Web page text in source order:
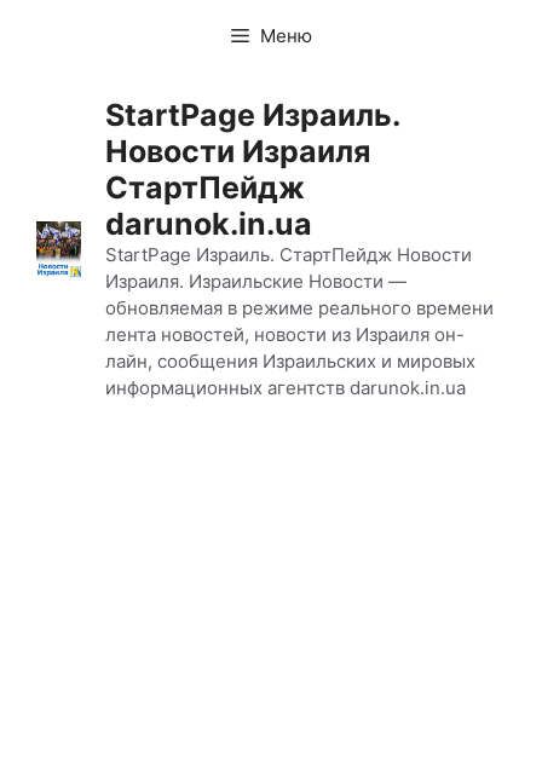
Меню
StartPage Израиль.
Новости Израиля
СтартПейдж
darunok.in.ua
StartPage Израиль. СтартПейдж Новости
Израиля. Израильские Новости —
обновляемая в режиме реального времени
лента новостей, новости из Израиля он-
лайн, сообщения Израильских и мировых
информационных агентств darunok.in.ua